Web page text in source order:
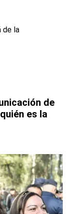
de
es la